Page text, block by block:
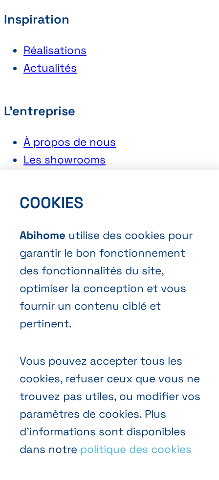
Conditions générales de vente
Politique vie privée
Cookies
Inspiration
Réalisations
Actualités
L'entreprise
À propos de nous
Les showrooms
Demander une offre
Prendre rendez-vous
Nous contacter
COOKIES
Abihome utilise des cookies pour
garantir le bon fonctionnement
des fonctionnalités du site,
optimiser la conception et vous
fournir un contenu ciblé et
pertinent.
Vous pouvez accepter tous les
cookies, refuser ceux que vous ne
trouvez pas utiles, ou modifier vos
paramètres de cookies. Plus
d’informations sont disponibles
dans notre politique des cookies